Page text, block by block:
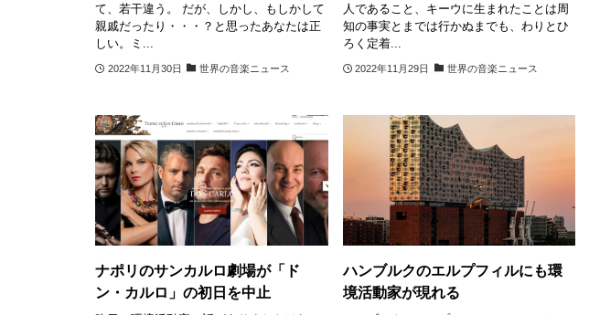
て、若干違う。 だが、しかし、もしかして
親戚だったり・・・？と思ったあなたは正
しい。ミ...
2022年11月30日 世界の音楽ニュース
人であること、キーウに生まれたことは周
知の事実とまでは行かぬまでも、わりとひ
ろく定着...
2022年11月29日 世界の音楽ニュース
ナポリのサンカルロ劇場が「ド
ン・カルロ」の初日を中止
ハンブルクのエルプフィルにも環
境活動家が現れる